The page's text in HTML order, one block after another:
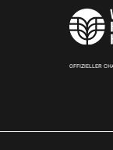
OFFIZIELLER